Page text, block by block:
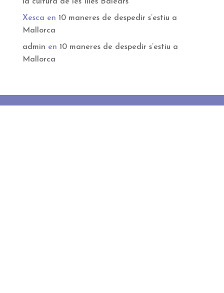
Xesca en 10 maneres de despedir s’estiu a
Mallorca
admin en 10 maneres de despedir s’estiu a
Mallorca